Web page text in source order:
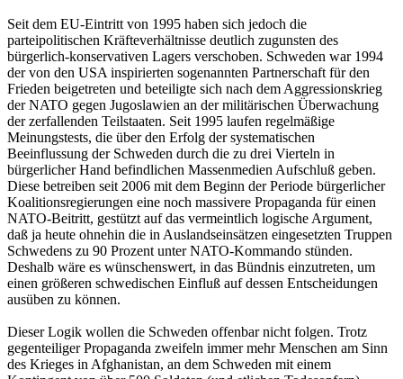
Seit dem EU-Eintritt von 1995 haben sich jedoch die
parteipolitischen Kräfteverhältnisse deutlich zugunsten des
bürgerlich-konservativen Lagers verschoben. Schweden war 1994
der von den USA inspirierten sogenannten Partnerschaft für den
Frieden beigetreten und beteiligte sich nach dem Aggressionskrieg
der NATO gegen Jugoslawien an der militärischen Überwachung
der zerfallenden Teilstaaten. Seit 1995 laufen regelmäßige
Meinungstests, die über den Erfolg der systematischen
Beeinflussung der Schweden durch die zu drei Vierteln in
bürgerlicher Hand befindlichen Massenmedien Aufschluß geben.
Diese betreiben seit 2006 mit dem Beginn der Periode bürgerlicher
Koalitionsregierungen eine noch massivere Propaganda für einen
NATO-Beitritt, gestützt auf das vermeintlich logische Argument,
daß ja heute ohnehin die in Auslandseinsätzen eingesetzten Truppen
Schwedens zu 90 Prozent unter NATO-Kommando stünden.
Deshalb wäre es wünschenswert, in das Bündnis einzutreten, um
einen größeren schwedischen Einfluß auf dessen Entscheidungen
ausüben zu können.
Dieser Logik wollen die Schweden offenbar nicht folgen. Trotz
gegenteiliger Propaganda zweifeln immer mehr Menschen am Sinn
des Krieges in Afghanistan, an dem Schweden mit einem